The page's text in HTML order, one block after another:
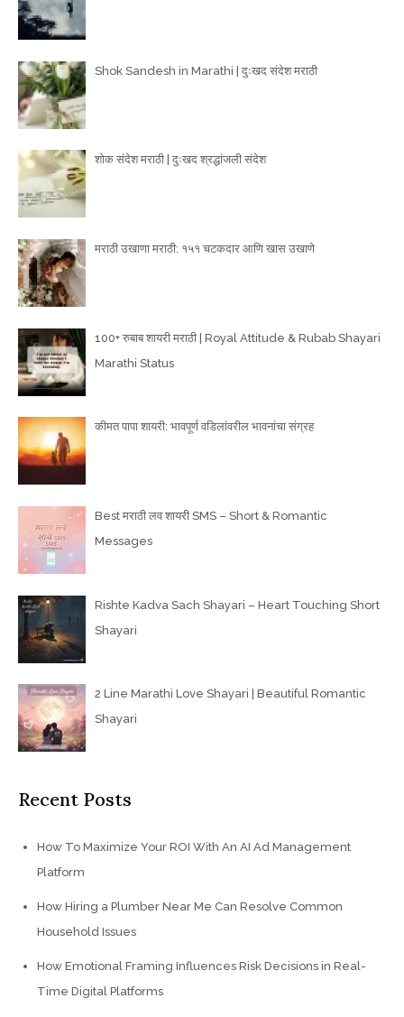
Shok Sandesh in Marathi | दुःखद संदेश मराठी
शोक संदेश मराठी | दुःखद श्रद्धांजली संदेश
मराठी उखाणा मराठी: १५१ चटकदार आणि खास उखाणे
100+ रुबाब शायरी मराठी | Royal Attitude & Rubab Shayari
Marathi Status
कीमत पापा शायरी: भावपूर्ण वडिलांवरील भावनांचा संग्रह
Best मराठी लव शायरी SMS – Short & Romantic
Messages
Rishte Kadva Sach Shayari – Heart Touching Short
Shayari
2 Line Marathi Love Shayari | Beautiful Romantic
Shayari
Recent Posts
How To Maximize Your ROI With An AI Ad Management
Platform
How Hiring a Plumber Near Me Can Resolve Common
Household Issues
How Emotional Framing Influences Risk Decisions in Real-
Time Digital Platforms